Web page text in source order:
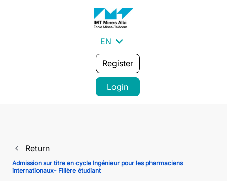
EN expand_more
Register
Login
navigate_before Return
Admission sur titre en cycle Ingénieur pour les pharmaciens
internationaux- Filière étudiant